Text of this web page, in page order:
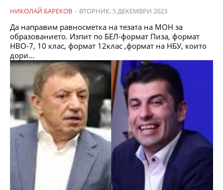
НИКОЛАЙ БАРЕКОВ - ВТОРНИК, 5 ДЕКЕМВРИ 2023
Да направим равносметка на тезата на МОН за
образованието. Изпит по БЕЛ-формат Пиза, формат
НВО-7, 10 клас, формат 12клас ,формат на НБУ, които
дори...